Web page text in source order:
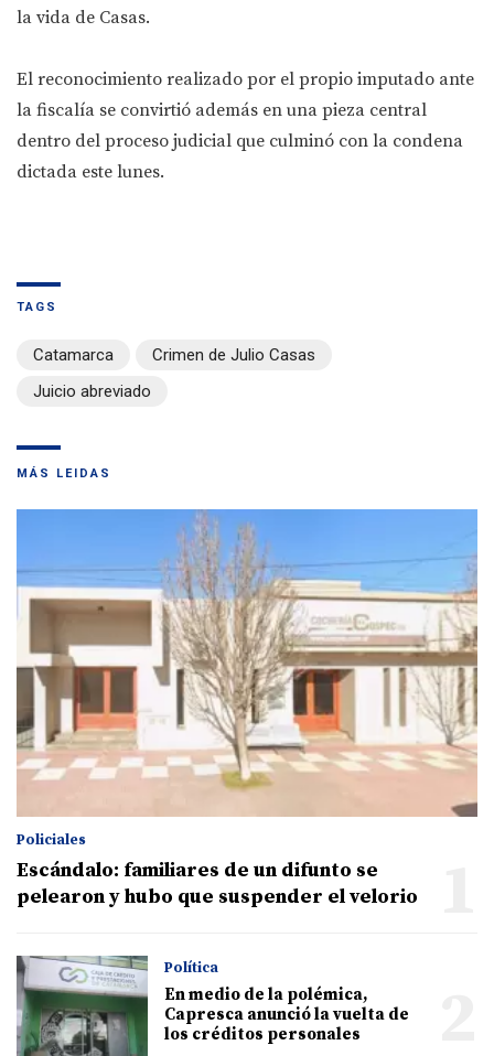
la vida de Casas.
El reconocimiento realizado por el propio imputado ante
la fiscalía se convirtió además en una pieza central
dentro del proceso judicial que culminó con la condena
dictada este lunes.
TAGS
Catamarca
Crimen de Julio Casas
Juicio abreviado
MÁS LEIDAS
Policiales
Escándalo: familiares de un difunto se
pelearon y hubo que suspender el velorio
Política
En medio de la polémica,
Capresca anunció la vuelta de
los créditos personales